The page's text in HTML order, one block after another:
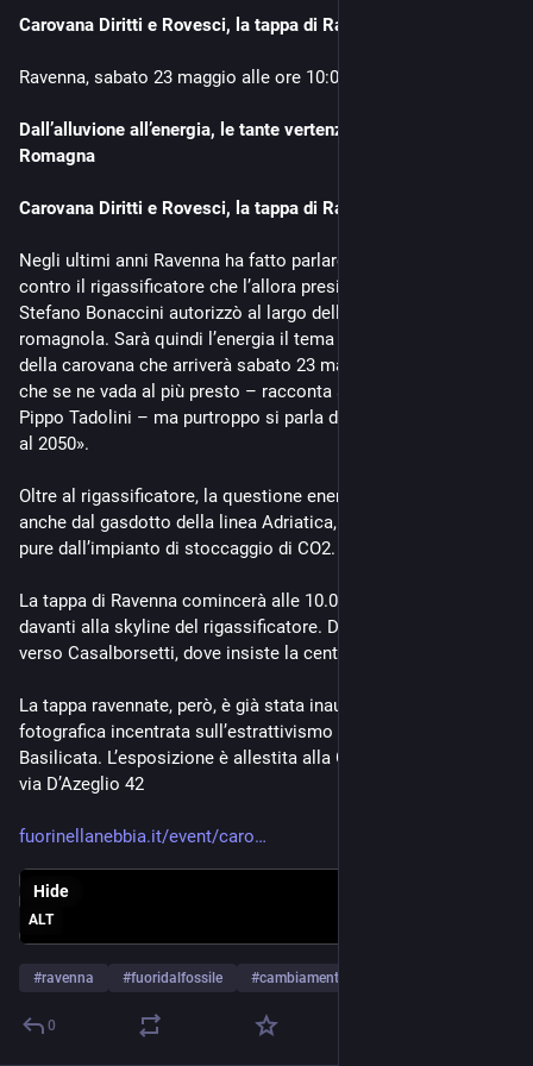
Mostre e installazioni site specific
Musica e performance
fuorinellanebbia.it/event/dars
Carovana Diritti e Rovesci, la tappa di Ravenna
Ravenna, sabato 23 maggio alle ore 10:00 CEST
Dall’alluvione all’energia, le tante vertenze ambientali in
Romagna
Carovana Diritti e Rovesci, la tappa di Ravenna
Negli ultimi anni Ravenna ha fatto parlare di sè per le battaglie
contro il rigassificatore che l’allora presidente della Regione
Stefano Bonaccini autorizzò al largo delle coste della città
romagnola. Sarà quindi l’energia il tema principe della tappa
della carovana che arriverà sabato 23 maggio. «Noi speriamo
che se ne vada al più presto – racconta ai nostri microfoni
Pippo Tadolini – ma purtroppo si parla di una data che arriva
al 2050».
Oltre al rigassificatore, la questione energetica è incarnata
anche dal gasdotto della linea Adriatica, dalle trivellazioni e
pure dall’impianto di stoccaggio di CO2.
La tappa di Ravenna comincerà alle 10.00 a Punta Marina,
davanti alla skyline del rigassificatore. Da lì ci si muoverà
verso Casalborsetti, dove insiste la centrale a turbogas.
La tappa ravennate, però, è già stata inaugurata da una mostra
fotografica incentrata sull’estrattivismo di Eni in Niger e in
Basilicata. L’esposizione è allestita alla Galleria Dis-Ordine in
via D’Azeglio 42
fuorinellanebbia.it/event/caro
ALT
Hide
#ravenna #fuoridalfossile #cambiamenticlimatici
0